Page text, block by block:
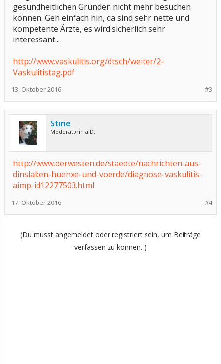
gesundheitlichen Gründen nicht mehr besuchen
können. Geh einfach hin, da sind sehr nette und
kompetente Ärzte, es wird sicherlich sehr
interessant...
http://www.vaskulitis.org/dtsch/weiter/2-
Vaskulitistag.pdf
#3
13. Oktober 2016
Stine
Moderatorin a.D.
http://www.derwesten.de/staedte/nachrichten-aus-
dinslaken-huenxe-und-voerde/diagnose-vaskulitis-
aimp-id12277503.html
#4
17. Oktober 2016
(Du musst angemeldet oder registriert sein, um Beiträge
verfassen zu können. )